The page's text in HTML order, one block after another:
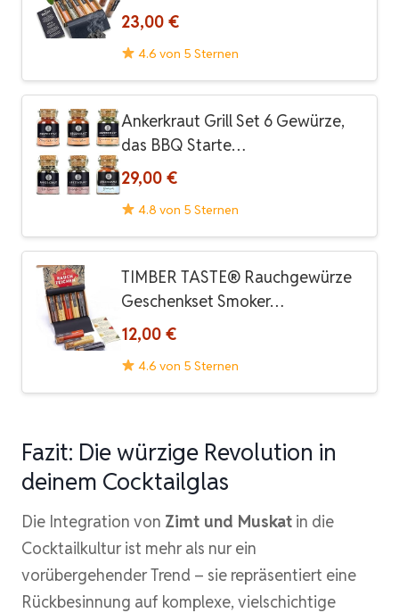
23,00 €
4.6 von 5 Sternen
Ankerkraut Grill Set 6 Gewürze,
das BBQ Starte…
29,00 €
4.8 von 5 Sternen
TIMBER TASTE® Rauchgewürze
Geschenkset Smoker…
12,00 €
4.6 von 5 Sternen
Fazit: Die würzige Revolution in
deinem Cocktailglas
Die Integration von Zimt und Muskat in die
Cocktailkultur ist mehr als nur ein
vorübergehender Trend – sie repräsentiert eine
Rückbesinnung auf komplexe, vielschichtige